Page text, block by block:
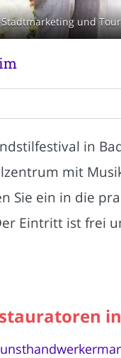
und
in
mit
ein in die
Eintritt ist frei